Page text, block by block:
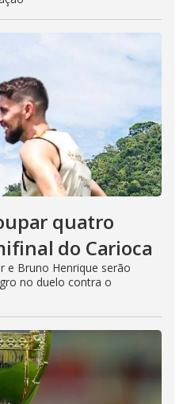
quatro
do Carioca
e Bruno Henrique serão
no duelo contra o